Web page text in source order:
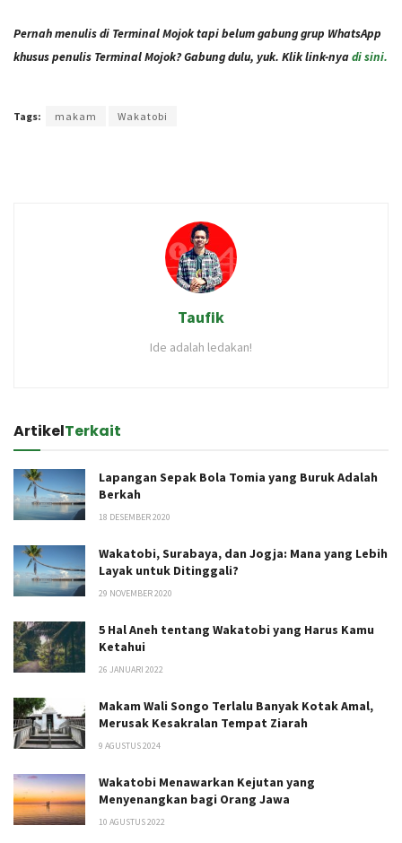
Pernah menulis di Terminal Mojok tapi belum gabung grup WhatsApp
khusus penulis Terminal Mojok? Gabung dulu, yuk. Klik link-nyadi sini.
Tags: makam Wakatobi
Taufik
Ide adalah ledakan!
ArtikelTerkait
Lapangan Sepak Bola Tomia yang Buruk Adalah
Berkah
18 DESEMBER 2020
Wakatobi, Surabaya, dan Jogja: Mana yang Lebih
Layak untuk Ditinggali?
29 NOVEMBER 2020
5 Hal Aneh tentang Wakatobi yang Harus Kamu
Ketahui
26 JANUARI 2022
Makam Wali Songo Terlalu Banyak Kotak Amal,
Merusak Kesakralan Tempat Ziarah
9 AGUSTUS 2024
Wakatobi Menawarkan Kejutan yang
Menyenangkan bagi Orang Jawa
10 AGUSTUS 2022